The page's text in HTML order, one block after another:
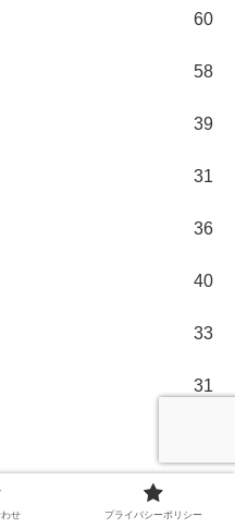
60
58
39
31
36
40
33
31
せ プライバシーポリシー